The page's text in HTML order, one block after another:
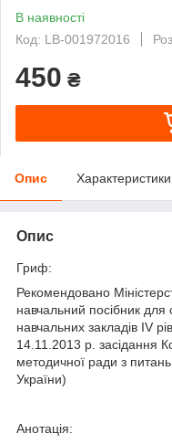
В наявності
Код: LB-001972016
450 ₴
Опис Характеристики
Опис
Гриф:
Рекомендовано
навчальний посібник
навчальних закладів IV
14.11.2013 р. засідання
методичної ради з питань
України)
Анотація: